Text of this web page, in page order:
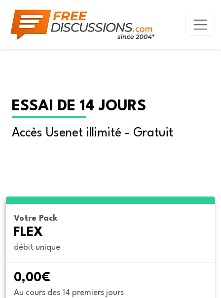
ESSAI DE 14 JOURS
Accès Usenet illimité - Gratuit
Votre Pack
FLEX
débit unique
0,00€
Au cours des 14 premiers jours